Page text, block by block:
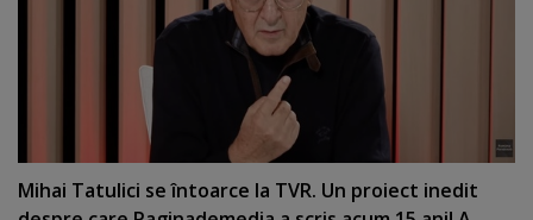
Mihai Tatulici se întoarce la TVR. Un proiect inedit